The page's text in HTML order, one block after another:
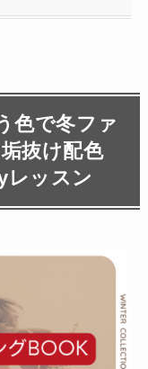
色で冬ファ
抜け配色
レッスン